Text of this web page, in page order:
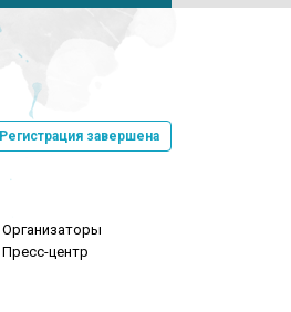
Регистрация завершена
Организаторы
Пресс-центр